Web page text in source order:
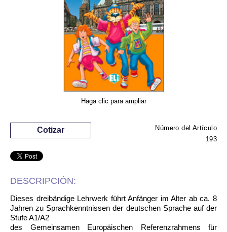
Haga clic para ampliar
Número del Artículo
193
Cotizar
DESCRIPCIÓN:
Dieses dreibändige Lehrwerk führt Anfänger im Alter ab ca. 8
Jahren zu Sprachkenntnissen der deutschen Sprache auf der
Stufe A1/A2
des Gemeinsamen Europäischen Referenzrahmens für